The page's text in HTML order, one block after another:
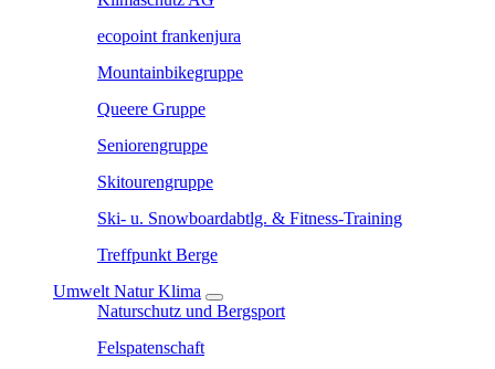
ecopoint frankenjura
Mountainbikegruppe
Queere Gruppe
Seniorengruppe
Skitourengruppe
Ski- u. Snowboardabtlg. & Fitness-Training
Treffpunkt Berge
Umwelt Natur Klima
Naturschutz und Bergsport
Felspatenschaft